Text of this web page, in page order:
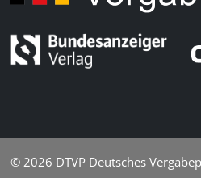
© 2026 DTVP Deutsches